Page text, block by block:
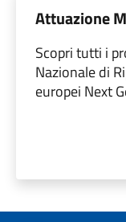
Attuazione
Scopri tutti i
Nazionale di
europei Next